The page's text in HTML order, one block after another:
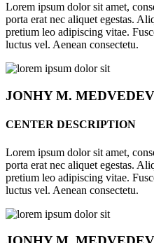
Lorem ipsum dolor sit amet,
porta erat nec aliquet egestas.
pretium leo adipiscing vitae.
luctus vel. Aenean consectetu.
JONHYM. MEDVEDEV
CENTER DESCRIPTION
Lorem ipsum dolor sit amet,
porta erat nec aliquet egestas.
pretium leo adipiscing vitae.
luctus vel. Aenean consectetu.